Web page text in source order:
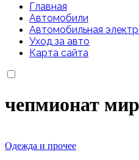
Главная
Автомобили
Автомобильная
Уход за авто
Карта сайта
чепмионат
Одежда и прочее